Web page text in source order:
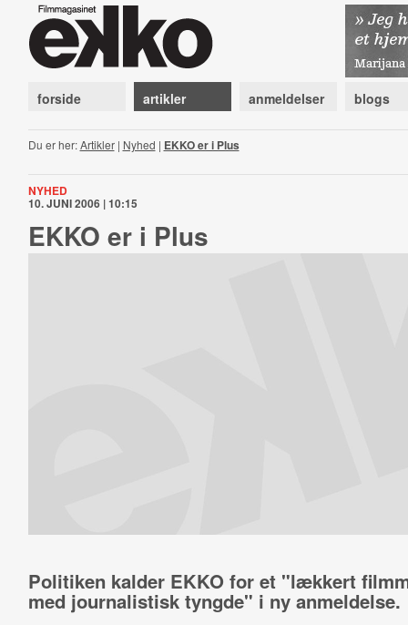
forside artikler anmeldelser blogs
Du er her:Artikler| Nyhed | EKKO er i Plus
NYHED
10. JUNI 2006 | 10:15
EKKO er i Plus
Politiken kalder EKKO for et "lækkert
med journalistisk tyngde" i ny anmeldelse.